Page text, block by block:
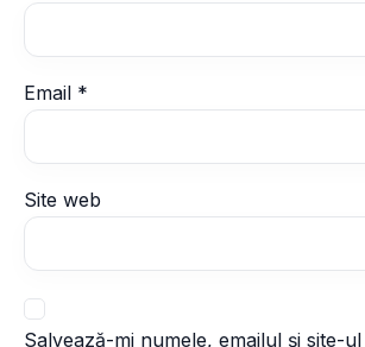
Email *
Site web
Salvează-mi numele, emailul și site-